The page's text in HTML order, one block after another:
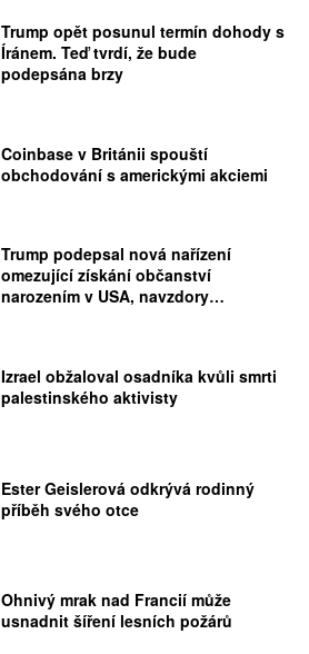
Trump opět posunul termín dohody s
Íránem. Teď tvrdí, že bude
podepsána brzy
Coinbase v Británii spouští
obchodování s americkými akciemi
Trump podepsal nová nařízení
omezující získání občanství
narozením v USA, navzdory
Izrael obžaloval osadníka kvůli smrti
palestinského aktivisty
Ester Geislerová odkrývá rodinný
příběh svého otce
Ohnivý mrak nad Francií může
usnadnit šíření lesních požárů